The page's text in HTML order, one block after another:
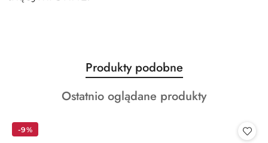
Pomiń karuzelę produktów
Produkty
o
statusie:
Produkty podobne
Produkty
Ostatnio oglądane produkty
-9%